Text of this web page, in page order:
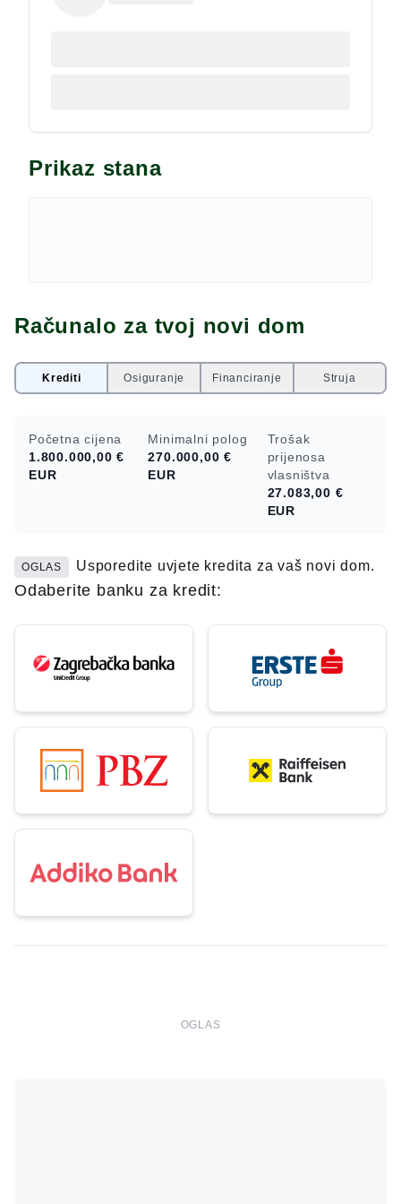
Prikaz stana
Računalo za tvoj novi dom
Krediti Osiguranje Financiranje Struja
Početna cijena
1.800.000,00 €
EUR
Minimalni polog
270.000,00 €
EUR
Trošak
prijenosa
vlasništva
27.083,00 €
EUR
OGLAS Usporedite uvjete kredita za vaš novi dom.
Odaberite banku za kredit:
OGLAS